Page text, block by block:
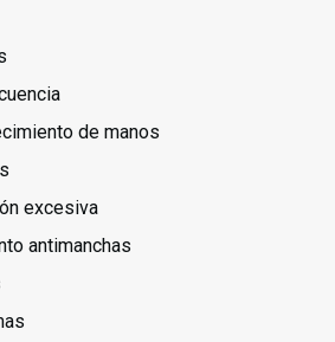
de manos
excesiva
antimanchas